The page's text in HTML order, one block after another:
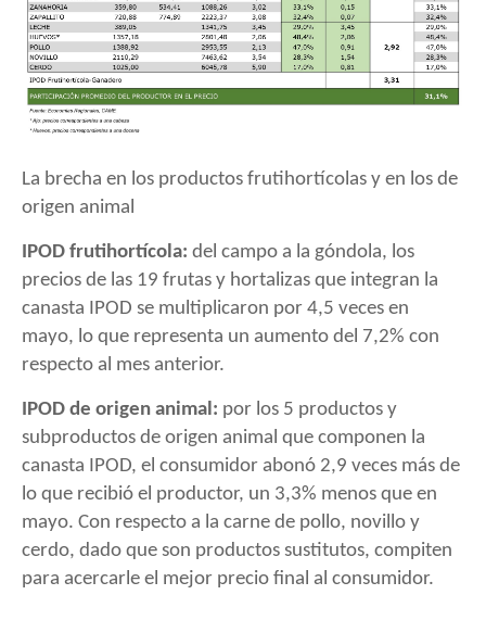
La brecha en los productos frutihortícolas y en los de
origen animal
IPOD frutihortícola: del campo a la góndola, los
precios de las 19 frutas y hortalizas que integran la
canasta IPOD se multiplicaron por 4,5 veces en
mayo, lo que representa un aumento del 7,2% con
respecto al mes anterior.
IPOD de origen animal: por los 5 productos y
subproductos de origen animal que componen la
canasta IPOD, el consumidor abonó 2,9 veces más de
lo que recibió el productor, un 3,3% menos que en
mayo. Con respecto a la carne de pollo, novillo y
cerdo, dado que son productos sustitutos, compiten
para acercarle el mejor precio final al consumidor.